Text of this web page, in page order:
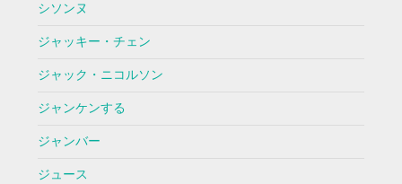
シソンヌ
ジャッキー・チェン
ジャック・ニコルソン
ジャンケンする
ジャンバー
ジュース